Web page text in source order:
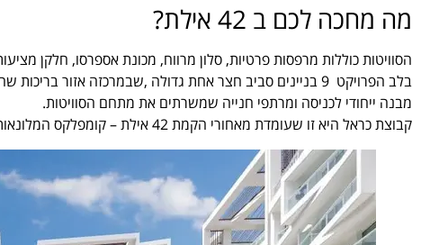
מה מחכה לכם ב 42 אילת?
הסוויטות כוללות מרפסות פרטיות, סלון מרווח, מכונת אספרסו, חלקן
בלב הפרויקט 9 בניינים סביב חצר אחת גדולה ,שבמרכזה אזור בריכות שחייה כולל בריכת תינוקות,
מבנה ייחודי לכניסה ומרתפי חנייה שמשרתים את מתחם הסוויטות.
קבוצת כראל היא זו שעומדת מאחורי הקמת 42 אילת – קומפלקס המלונאות והמגורים החדש באילת.